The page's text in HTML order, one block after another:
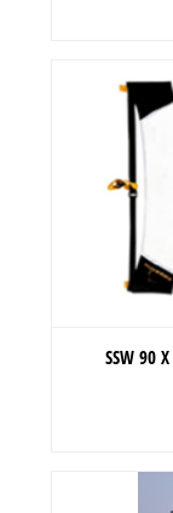
SSW 90